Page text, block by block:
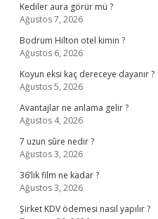
Kediler aura görür mü ?
Ağustos 7, 2026
Bodrum Hilton otel kimin ?
Ağustos 6, 2026
Koyun eksi kaç dereceye dayanır ?
Ağustos 5, 2026
Avantajlar ne anlama gelir ?
Ağustos 4, 2026
7 uzun sûre nedir ?
Ağustos 3, 2026
36’lık film ne kadar ?
Ağustos 3, 2026
Şirket KDV ödemesi nasıl yapılır ?